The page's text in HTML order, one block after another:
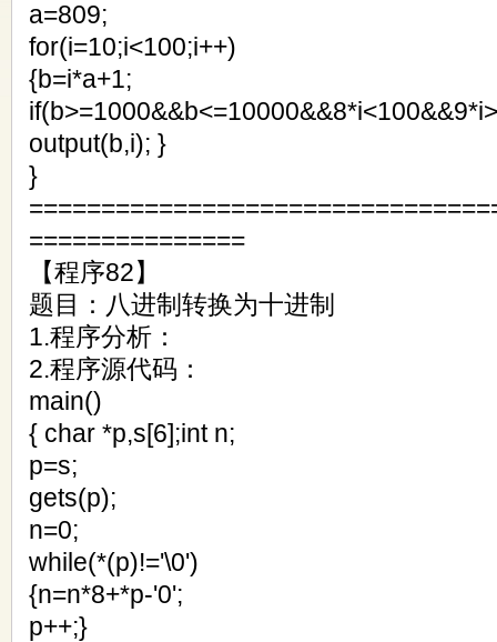
a=809;
for(i=10;i<100;i++)
{b=i*a+1;
output(b,i); }
}
===============
【程序82】
题目：八进制转换为十进制
1.程序分析：
2.程序源代码：
main()
{ char *p,s[6];int n;
p=s;
gets(p);
n=0;
while(*(p)!='\0')
{n=n*8+*p-'0';
p++;}